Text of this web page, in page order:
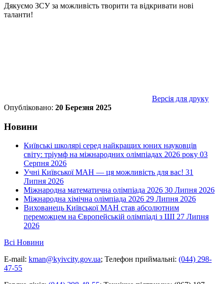
Дякуємо ЗСУ за можливість творити та відкривати нові
таланти!
Версія для друку
Опубліковано: 20 Березня 2025
Новини
Київські школярі серед найкращих юних науковців
світу: тріумф на міжнародних олімпіадах 2026 року 03
Серпня 2026
Учні Київської МАН — ця можливість для вас! 31
Липня 2026
Міжнародна математична олімпіада 2026 30 Липня 2026
Міжнародна хімічна олімпіада 2026 29 Липня 2026
Вихованець Київської МАН став абсолютним
переможцем на Європейській олімпіаді з ШІ 27 Липня
2026
Всі Новини
E-mail: kman@kyivcity.gov.ua; Телефон приймальні: (044) 298-
47-55